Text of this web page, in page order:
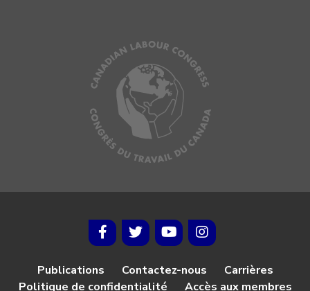
Publications Contactez-nous
Carrières
Politique de confidentialité
Accès aux membres